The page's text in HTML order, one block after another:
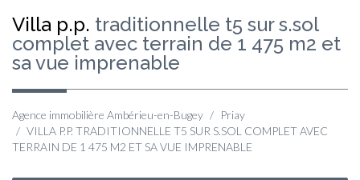
villa p.p. traditionnelle t5 sur s.sol
complet avec terrain de 1 475 m2 et
sa vue imprenable
Agence immobilière Ambérieu-en-Bugey
Priay
VILLA P.P. TRADITIONNELLE T5 SUR S.SOL COMPLET AVEC
TERRAIN DE 1 475 M2 ET SA VUE IMPRENABLE